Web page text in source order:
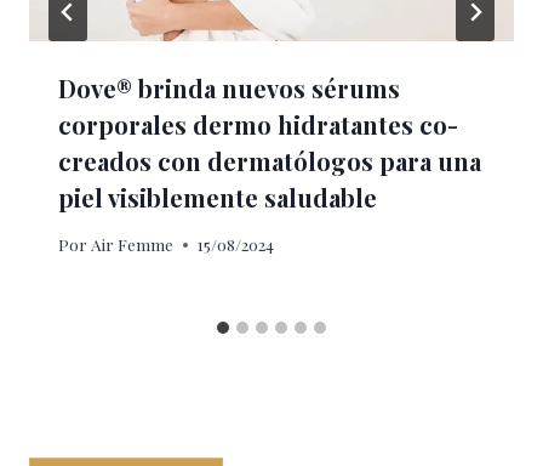
Dove® brinda nuevos sérums
corporales dermo hidratantes co-
creados con dermatólogos para una
piel visiblemente saludable
Por Air Femme 15/08/2024